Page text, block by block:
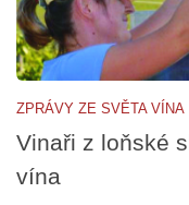
ZPRÁVY ZE SVĚTA VÍNA
Vinaři z loňské
vína